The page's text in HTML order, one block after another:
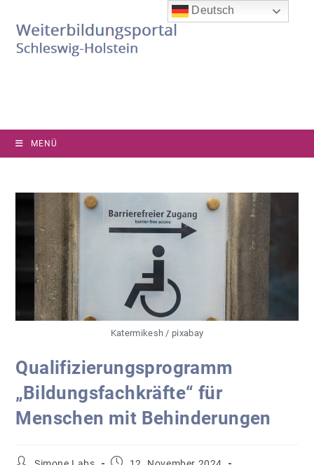
MENÜ
Katermikesh / pixabay
Qualifizierungsprogramm
„Bildungsfachkräfte“ für
Menschen mit Behinderungen
Deutsch